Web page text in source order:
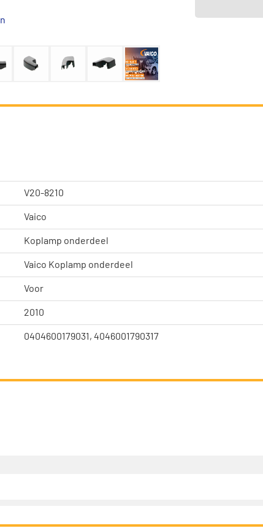
V20-8210
Vaico
Koplamp onderdeel
Vaico Koplamp onderdeel
Voor
2010
0404600179031, 4046001790317